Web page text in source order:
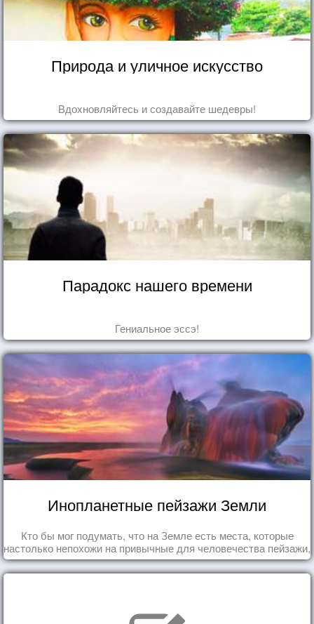
Природа и уличное искусство
Вдохновляйтесь и создавайте шедевры!
Парадокс нашего времени
Гениальное эссэ!
Инопланетные пейзажи Земли
Кто бы мог подумать, что на Земле есть места, которые
настолько непохожи на привычные для человечества пейзажи,
что кажутся и вовсе инопланетными!